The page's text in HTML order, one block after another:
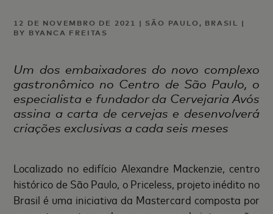
12 DE NOVEMBRO DE 2021 | SÃO PAULO, BRASIL |
BY BYANCA FREITAS
Um dos embaixadores do novo complexo
gastronômico no Centro de São Paulo, o
especialista e fundador da Cervejaria Avós
assina a carta de cervejas e desenvolverá
criações exclusivas a cada seis meses
Localizado no edifício Alexandre Mackenzie, centro
histórico de São Paulo, o Priceless, projeto inédito no
Brasil é uma iniciativa da Mastercard composta por